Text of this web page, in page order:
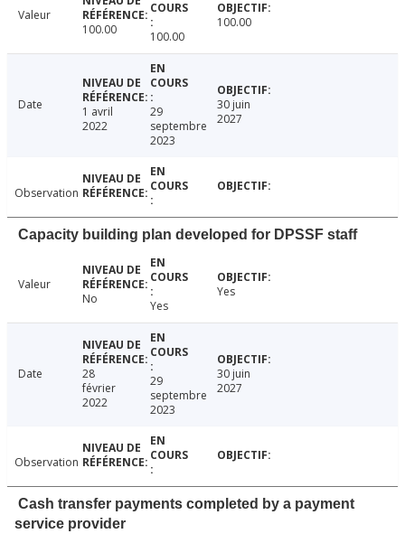
Valeur
100.00
100.00
100.00
Date
1 avril
2022
29
septembre
2023
30 juin
2027
Observation
Capacity building plan developed for DPSSF staff
Valeur
No
Yes
Yes
Date
28
février
2022
29
septembre
2023
30 juin
2027
Observation
Cash transfer payments completed by a payment
service provider